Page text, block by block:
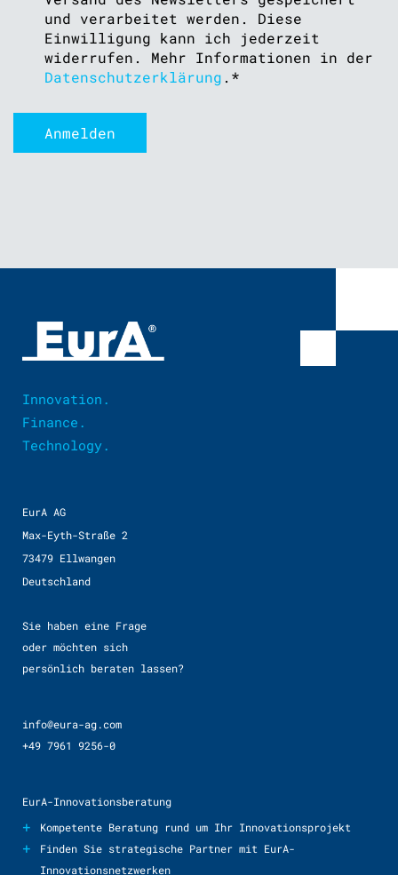
und verarbeitet werden. Diese
Einwilligung kann ich jederzeit
widerrufen. Mehr Informationen in der
Datenschutzerklärung . *
Innovation.
Finance.
Technology.
EurA AG
Max-Eyth-Straße 2
73479 Ellwangen
Deutschland
Sie haben eine Frage
oder möchten sich
persönlich beraten lassen?
info@eura-ag.com
+49 7961 9256-0
EurA-Innovationsberatung
+ Kompetente Beratung rund um Ihr Innovationsprojekt
+
Finden Sie strategische Partner mit EurA-
Innovationsnetzwerken